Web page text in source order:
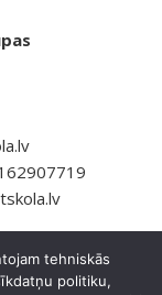
tehniskās
politiku,